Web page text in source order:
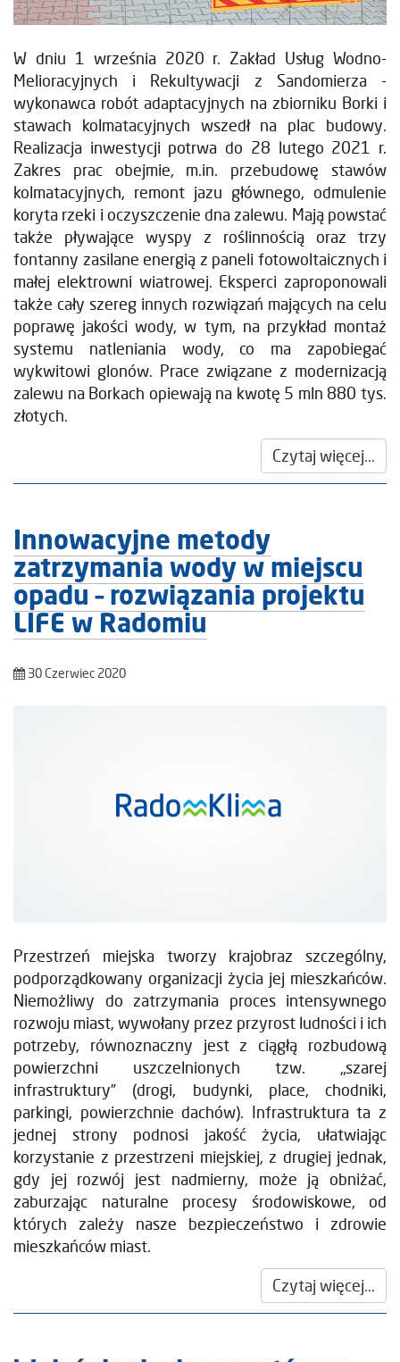
W dniu 1 września 2020 r. Zakład Usług Wodno-
Melioracyjnych i Rekultywacji z Sandomierza -
wykonawca robót adaptacyjnych na zbiorniku Borki i
stawach kolmatacyjnych wszedł na plac budowy.
Realizacja inwestycji potrwa do 28 lutego 2021 r.
Zakres prac obejmie, m.in. przebudowę stawów
kolmatacyjnych, remont jazu głównego, odmulenie
koryta rzeki i oczyszczenie dna zalewu. Mają powstać
także pływające wyspy z roślinnością oraz trzy
fontanny zasilane energią z paneli fotowoltaicznych i
małej elektrowni wiatrowej. Eksperci zaproponowali
także cały szereg innych rozwiązań mających na celu
poprawę jakości wody, w tym, na przykład montaż
systemu natleniania wody, co ma zapobiegać
wykwitowi glonów. Prace związane z modernizacją
zalewu na Borkach opiewają na kwotę 5 mln 880 tys.
złotych.
Czytaj więcej...
Innowacyjne metody
zatrzymania wody w miejscu
opadu – rozwiązania projektu
LIFE w Radomiu
30 Czerwiec 2020
Przestrzeń miejska tworzy krajobraz szczególny,
podporządkowany organizacji życia jej mieszkańców.
Niemożliwy do zatrzymania proces intensywnego
rozwoju miast, wywołany przez przyrost ludności i ich
potrzeby, równoznaczny jest z ciągłą rozbudową
powierzchni uszczelnionych tzw. „szarej
infrastruktury” (drogi, budynki, place, chodniki,
parkingi, powierzchnie dachów). Infrastruktura ta z
jednej strony podnosi jakość życia, ułatwiając
korzystanie z przestrzeni miejskiej, z drugiej jednak,
gdy jej rozwój jest nadmierny, może ją obniżać,
zaburzając naturalne procesy środowiskowe, od
których zależy nasze bezpieczeństwo i zdrowie
mieszkańców miast.
Czytaj więcej...